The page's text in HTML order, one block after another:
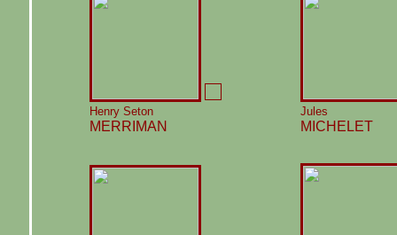
Henry Seton
MERRIMAN
Jules
MICHELET